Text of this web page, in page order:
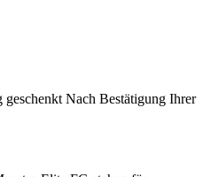
geschenkt Nach Bestätigung Ihrer